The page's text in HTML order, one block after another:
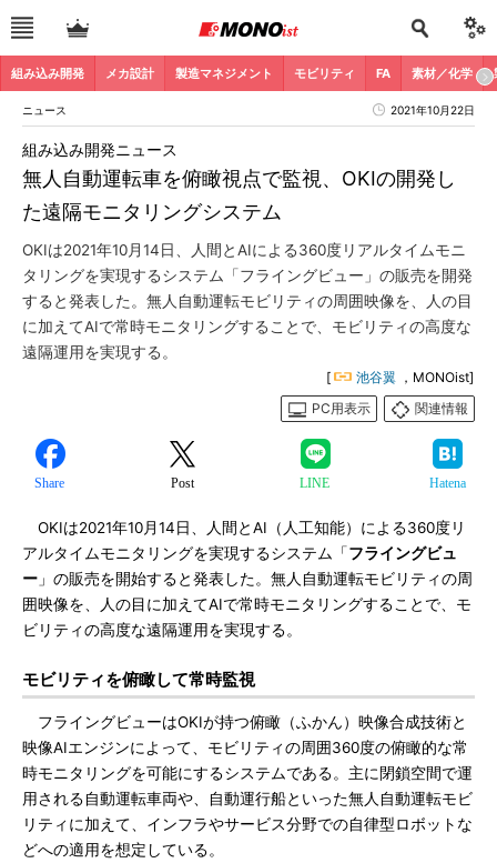
組み込み開発 メカ設計 製造マネジメント モビリティ FA 素材／化学
ニュース 2021年10月22日
無人自動運転車を俯瞰視点で監視、OKIの開発し
た遠隔モニタリングシステム
組み込み開発ニュース
OKIは2021年10月14日、人間とAIによる360度リアルタイムモニ
タリングを実現するシステム「フライングビュー」の販売を開発
すると発表した。無人自動運転モビリティの周囲映像を、人の目
に加えてAIで常時モニタリングすることで、モビリティの高度な
遠隔運用を実現する。
[ 池谷翼 ，MONOist]
PC用表示
関連情報
Share Post LINE Hatena
OKIは2021年10月14日、人間とAI（人工知能）による360度リ
アルタイムモニタリングを実現するシステム「フライングビュ
ー 」の販売を開始すると発表した。無人自動運転モビリティの周
囲映像を、人の目に加えてAIで常時モニタリングすることで、モ
ビリティの高度な遠隔運用を実現する。
モビリティを俯瞰して常時監視
フライングビューはOKIが持つ俯瞰（ふかん）映像合成技術と
映像AIエンジンによって、モビリティの周囲360度の俯瞰的な常
時モニタリングを可能にするシステムである。主に閉鎖空間で運
用される自動運転車両や、自動運行船といった無人自動運転モビ
リティに加えて、インフラやサービス分野での自律型ロボットな
どへの適用を想定している。